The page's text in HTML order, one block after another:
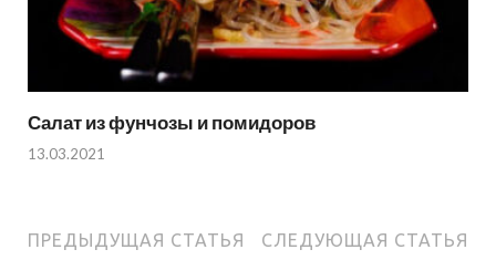
Салат из фунчозы и помидоров
13.03.2021
ПРЕДЫДУЩАЯ СТАТЬЯ СЛЕДУЮЩАЯ СТАТЬЯ